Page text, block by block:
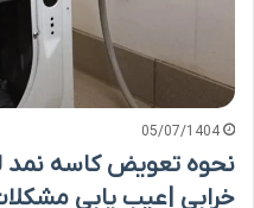
05/07/1404
نحوه تعویض کاسه
خرابی |عیب یابی